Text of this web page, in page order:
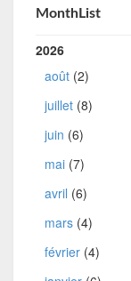
MonthList
2026
août (2)
juillet (8)
juin (6)
mai (7)
avril (6)
mars (4)
février (4)